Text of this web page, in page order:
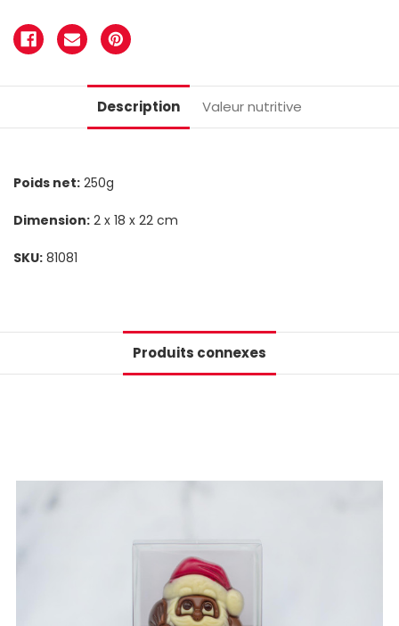
Description Valeur nutritive
Poids net: 250g
Dimension: 2 x 18 x 22 cm
SKU: 81081
Produits connexes